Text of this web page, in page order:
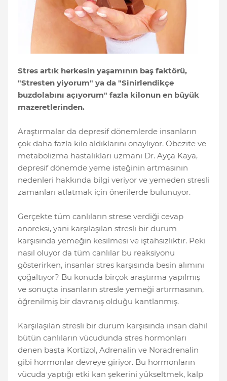
Stres artık herkesin yaşamının baş faktörü,
"Stresten yiyorum" ya da "Sinirlendikçe
buzdolabını açıyorum" fazla kilonun en büyük
mazeretlerinden.
Araştırmalar da depresif dönemlerde insanların
çok daha fazla kilo aldıklarını onaylıyor. Obezite ve
metabolizma hastalıkları uzmanı Dr. Ayça Kaya,
depresif dönemde yeme isteğinin artmasının
nedenleri hakkında bilgi veriyor ve yemeden stresli
zamanları atlatmak için önerilerde bulunuyor.
Gerçekte tüm canlıların strese verdiği cevap
anoreksi, yani karşılaşılan stresli bir durum
karşısında yemeğin kesilmesi ve iştahsızlıktır. Peki
nasıl oluyor da tüm canlılar bu reaksiyonu
gösterirken, insanlar stres karşısında besin alımını
çoğaltıyor? Bu konuda birçok araştırma yapılmış
ve sonuçta insanların stresle yemeği artırmasının,
öğrenilmiş bir davranış olduğu kantlanmış.
Karşılaşılan stresli bir durum karşısında insan dahil
bütün canlıların vücudunda stres hormonları
denen başta Kortizol, Adrenalin ve Noradrenalin
gibi hormonlar devreye giriyor. Bu hormonların
vücuda yaptığı etki kan şekerini yükseltmek, kalp